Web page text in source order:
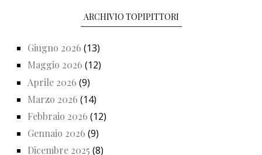
ARCHIVIO TOPIPITTORI
Giugno 2026 (13)
Maggio 2026 (12)
Aprile 2026 (9)
Marzo 2026 (14)
Febbraio 2026 (12)
Gennaio 2026 (9)
Dicembre 2025 (8)